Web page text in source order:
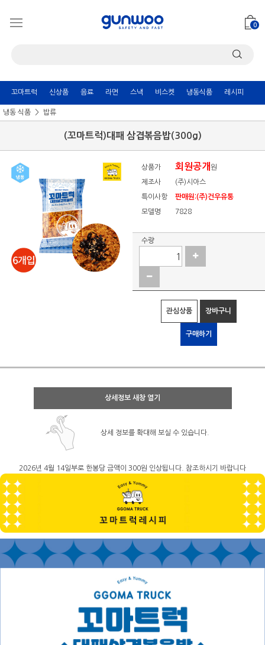
0
꼬마트럭 신상품 음료 라면 스낵 비스켓 냉동식품 레시피
냉동 식품 밥류
(꼬마트럭)대패 삼겹볶음밥(300g)
상품가 회원공개 원
제조사 (주)시아스
특이사항 판매원:(주)건우유통
모델명 7828
수량
관심상품 장바구니
구매하기
상세정보 새창 열기
상세 정보를 확대해 보실 수 있습니다.
2026년 4월 14일부로 한봉당 금액이 300원 인상됩니다. 참조하시기 바랍니다